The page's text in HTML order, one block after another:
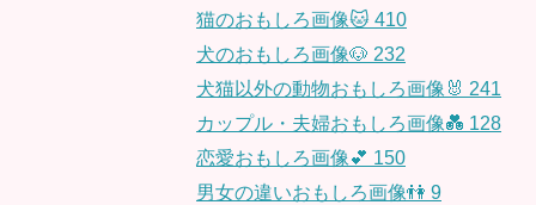
猫のおもしろ画像🐱 410
犬のおもしろ画像🐶 232
犬猫以外の動物おもしろ画像🐰 241
カップル・夫婦おもしろ画像💑 128
恋愛おもしろ画像💕 150
男女の違いおもしろ画像👫 9